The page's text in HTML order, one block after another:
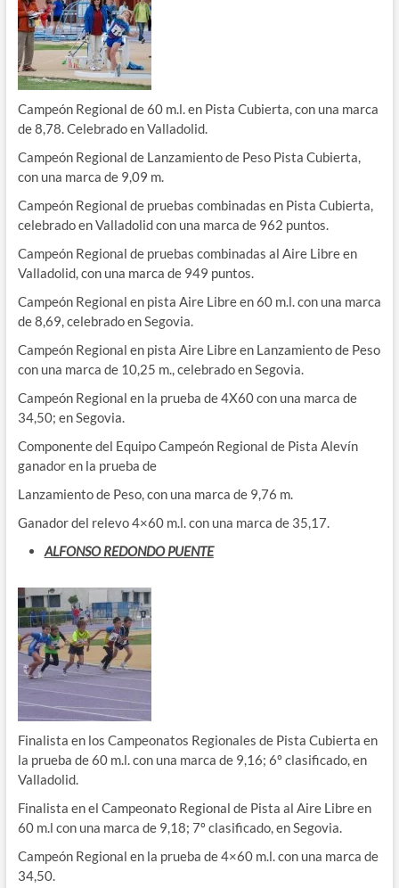
Campeón Regional de 60 m.l. en Pista Cubierta, con una marca
de 8,78. Celebrado en Valladolid.
Campeón Regional de Lanzamiento de Peso Pista Cubierta,
con una marca de 9,09 m.
Campeón Regional de pruebas combinadas en Pista Cubierta,
celebrado en Valladolid con una marca de 962 puntos.
Campeón Regional de pruebas combinadas al Aire Libre en
Valladolid, con una marca de 949 puntos.
Campeón Regional en pista Aire Libre en 60 m.l. con una marca
de 8,69, celebrado en Segovia.
Campeón Regional en pista Aire Libre en Lanzamiento de Peso
con una marca de 10,25 m., celebrado en Segovia.
Campeón Regional en la prueba de 4X60 con una marca de
34,50; en Segovia.
Componente del Equipo Campeón Regional de Pista Alevín
ganador en la prueba de
Lanzamiento de Peso, con una marca de 9,76 m.
Ganador del relevo 4×60 m.l. con una marca de 35,17.
ALFONSO REDONDO PUENTE
Finalista en los Campeonatos Regionales de Pista Cubierta en
la prueba de 60 m.l. con una marca de 9,16; 6º clasificado, en
Valladolid.
Finalista en el Campeonato Regional de Pista al Aire Libre en
60 m.l con una marca de 9,18; 7º clasificado, en Segovia.
Campeón Regional en la prueba de 4×60 m.l. con una marca de
34,50.